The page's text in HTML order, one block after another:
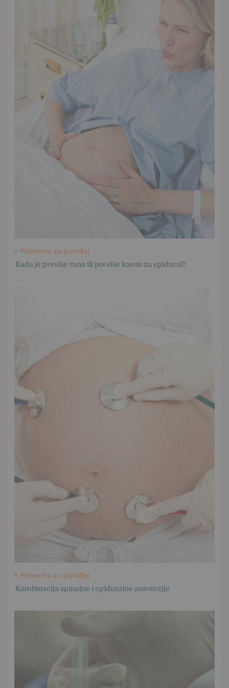
Priprema za porođaj
Kada je previše rano ili previše kasno za epidural?
Priprema za porođaj
Kombinacija spinalne i epiduralne anestezije